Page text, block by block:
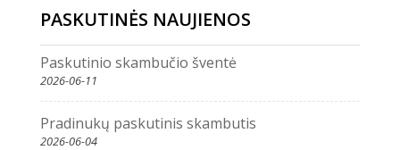
PASKUTINĖS NAUJIENOS
Paskutinio skambučio šventė
2026-06-11
Pradinukų paskutinis skambutis
2026-06-04